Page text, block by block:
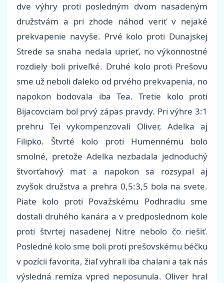
dve výhry proti posledným dvom nasadeným
družstvám a pri zhode náhod veriť v nejaké
prekvapenie navyše. Prvé kolo proti Dunajskej
Strede sa snaha nedala uprieť, no výkonnostné
rozdiely boli priveľké. Druhé kolo proti Prešovu
sme už neboli ďaleko od prvého prekvapenia, no
napokon bodovala iba Tea. Tretie kolo proti
Bijacovciam bol prvý zápas pravdy. Pri výhre 3:1
prehru Tei vykompenzovali Oliver, Adelka aj
Filipko. Štvrté kolo proti Humennému bolo
smolné, pretože Adelka nezbadala jednoduchý
štvorťahový mat a napokon sa rozsypal aj
zvyšok družstva a prehra 0,5:3,5 bola na svete.
Piate kolo proti Považskému Podhradiu sme
dostali druhého kanára a v predposlednom kole
proti štvrtej nasadenej Nitre nebolo čo riešiť.
Posledné kolo sme boli proti prešovskému béčku
v pozícii favorita, žiaľ vyhrali iba chalani a tak nás
výsledná remíza vpred neposunula. Oliver hral